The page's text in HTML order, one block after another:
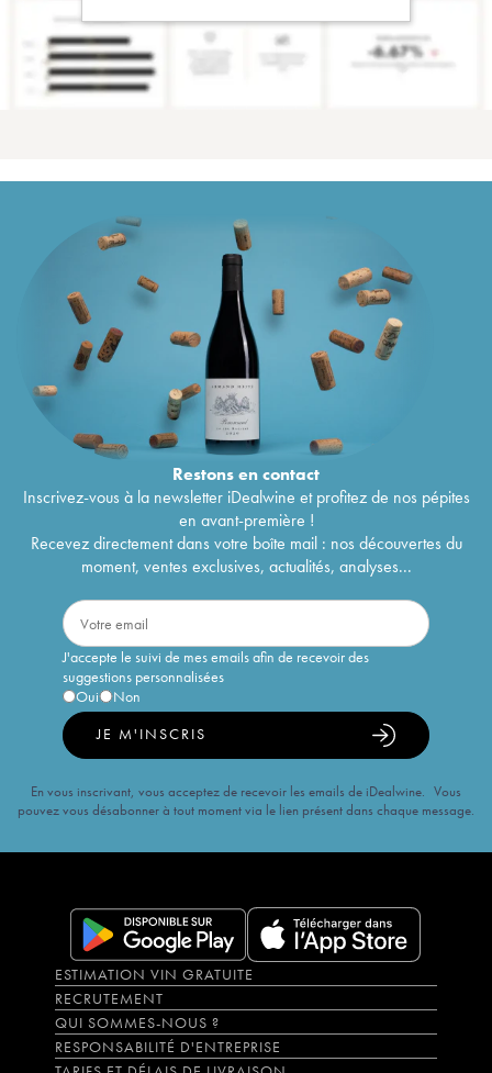
Restons encontact
Inscrivez-vous à la newsletter iDealwine et profitez de nos pépites
en avant-première !
Recevez directement dans votre boîte mail : nos découvertes du
moment, ventes exclusives, actualités, analyses...
J'accepte le suivi de mes emails afin de recevoir des
suggestions personnalisées
Oui
Non
JE M'INSCRIS
En vous inscrivant, vous acceptez de recevoir les emails de iDealwine. Vous
pouvez vous désabonner à tout moment via le lien présent dans chaque message.
ESTIMATION VIN GRATUITE
RECRUTEMENT
QUI SOMMES-NOUS ?
RESPONSABILITÉ D'ENTREPRISE